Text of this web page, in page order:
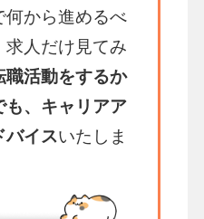
何から進めるべ
求人だけ見てみ
職活動をするか
も、キャリアア
バイスいたしま